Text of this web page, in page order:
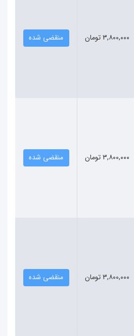
۳,۸۰۰,۰۰۰ تومان منقضی شده
۳,۸۰۰,۰۰۰ تومان منقضی شده
۳,۸۰۰,۰۰۰ تومان منقضی شده